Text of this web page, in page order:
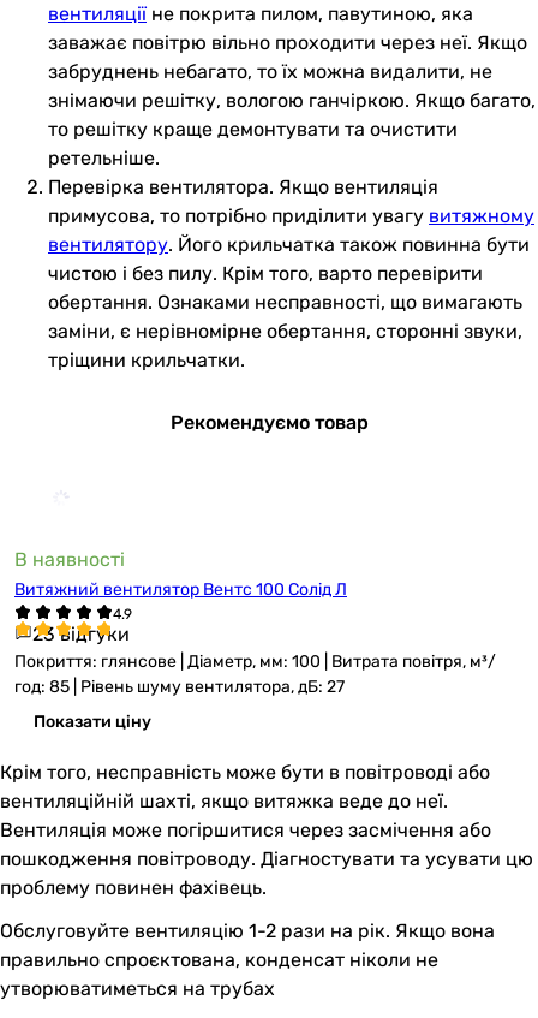
вентиляції не покрита пилом, павутиною, яка
заважає повітрю вільно проходити через неї. Якщо
забруднень небагато, то їх можна видалити, не
знімаючи решітку, вологою ганчіркою. Якщо багато,
то решітку краще демонтувати та очистити
ретельніше.
Перевірка вентилятора. Якщо вентиляція
примусова, то потрібно приділити увагу витяжному
вентилятору. Його крильчатка також повинна бути
чистою і без пилу. Крім того, варто перевірити
обертання. Ознаками несправності, що вимагають
заміни, є нерівномірне обертання, сторонні звуки,
тріщини крильчатки.
Рекомендуємо товар
В наявності
Витяжний вентилятор Вентс 100 Солід Л
23 відгуки
Покриття: глянсове | Діаметр, мм: 100 | Витрата повітря, м³/
год: 85 | Рівень шуму вентилятора, дБ: 27
Показати ціну
Крім того, несправність може бути в повітроводі або
вентиляційній шахті, якщо витяжка веде до неї.
Вентиляція може погіршитися через засмічення або
пошкодження повітроводу. Діагностувати та усувати цю
проблему повинен фахівець.
Обслуговуйте вентиляцію 1-2 рази на рік. Якщо вона
правильно спроєктована, конденсат ніколи не
утворюватиметься на трубах